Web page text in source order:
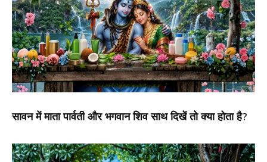
सावन में माता पार्वती और भगवान शिव साथ दिखें तो क्या होता है?